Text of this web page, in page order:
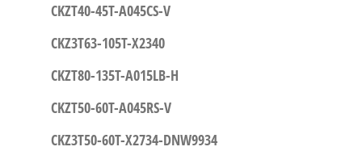
CKZT40-45T-A045CS-V
CKZ3T63-105T-X2340
CKZT80-135T-A015LB-H
CKZT50-60T-A045RS-V
CKZ3T50-60T-X2734-DNW9934